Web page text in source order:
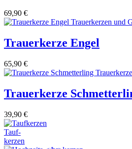
69,90 €
Trauerkerze Engel
65,90 €
Trauerkerze
39,90 €
Tauf-
kerzen